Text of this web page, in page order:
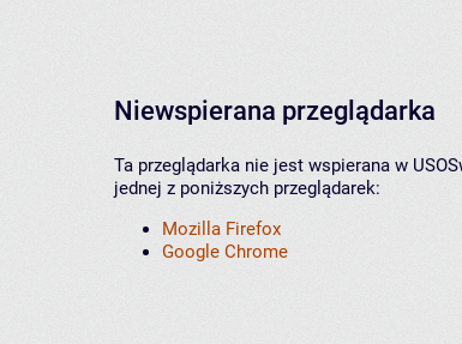
Niewspierana przeglądarka
Ta przeglądarka nie jest wspierana w
jednej z poniższych przeglądarek:
Mozilla Firefox
Google Chrome